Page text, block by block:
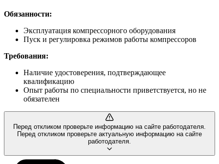
Обязанности:
Эксплуатация компрессорного оборудования
Пуск и регулировка режимов работы компрессоров
Требования:
Наличие удостоверения, подтверждающее
квалификацию
Опыт работы по специальности приветствуется, но не
обязателен
Перед откликом проверьте информацию на сайте работодателя.
Перед откликом проверьте актуальную информацию на сайте
работодателя.